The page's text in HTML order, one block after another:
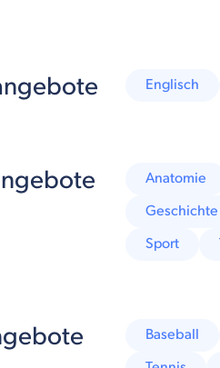
Englisch
Anatomie
Geschichte
Sport
Baseball